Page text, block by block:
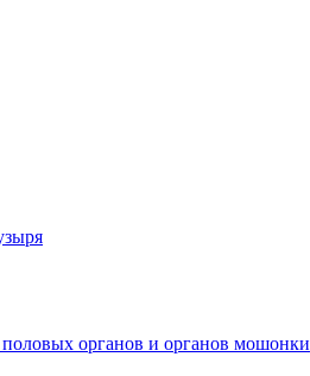
органов и органов мошонки